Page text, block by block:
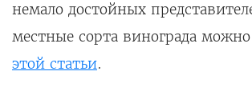
немало достойных
местные сорта винограда можно
этой статьи.